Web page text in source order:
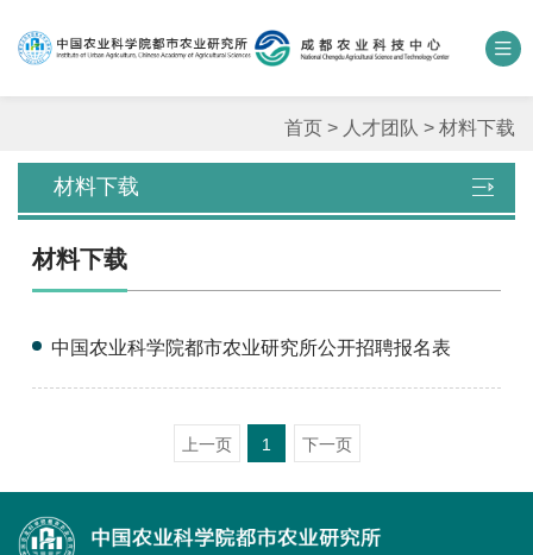
中国农业科学院 科研期刊
单位概况
新闻中心
科学研究
首页 > 人才团队 > 材料下载
材料下载
材料下载
中国农业科学院都市农业研究所公开招聘报名表
上一页 1 下一页